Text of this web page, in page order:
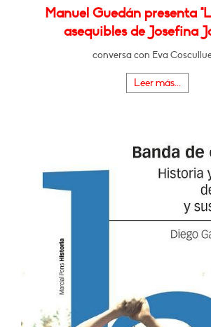
Manuel Guedán presenta
asequibles de Josefina
conversa con Eva
Leer más...